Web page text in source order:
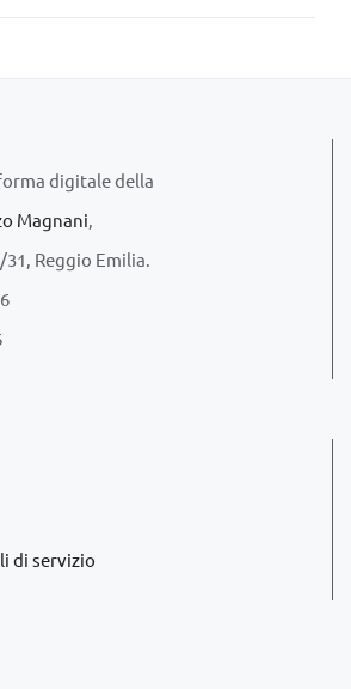
digitale della
Magnani,
Reggio Emilia.
di servizio